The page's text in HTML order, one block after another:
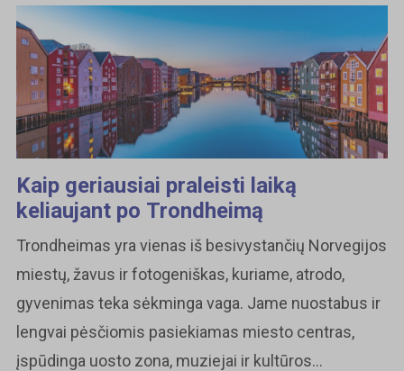
Kaip geriausiai praleisti laiką
keliaujant po Trondheimą
Trondheimas yra vienas iš besivystančių Norvegijos
miestų, žavus ir fotogeniškas, kuriame, atrodo,
gyvenimas teka sėkminga vaga. Jame nuostabus ir
lengvai pėsčiomis pasiekiamas miesto centras,
įspūdinga uosto zona, muziejai ir kultūros...